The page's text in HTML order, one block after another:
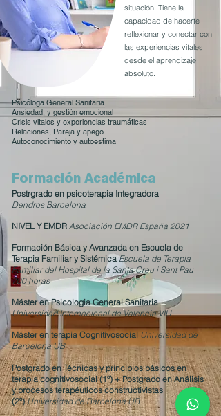
situación. Tiene la
capacidad de hacerte
reflexionar y conectar con
las experiencias vitales
desde el aprendizaje
absoluto.
Psicóloga General Sanitaria
Ansiedad, y gestión emocional
Crisis vitales y experiencias traumáticas
Relaciones, Pareja y apego
Autoconocimiento y autoestima
Formación Académica
Postrgrado en psicoterapia Integradora
Dendros Barcelona
NIVEL Y EMDR Asociación EMDR España 2021
Formación Básica y Avanzada en Escuela de
Terapia Familiar y Sistémica Escuela de Terapia
Familiar del Hospital de la Santa Creu i Sant Pau
700 horas
Máster en Psicologia General Sanitaria
Universidad Internacional de Valencia VIU
Máster en terapia Cognitivosocial Universidad de
Barcelona UB
Postgrado en Técnicas y principios básicos en
terapia cognitivosocial (1º) + Postgrado en Análisis
y procesos terapéuticos constructivistas
(2º) Universidad de Barcelona UB